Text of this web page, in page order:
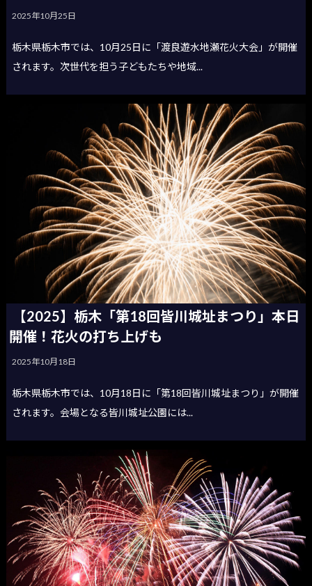
2025年10月25日
栃木県栃木市では、10月25日に「渡良遊水地瀬花火大会」が開催
されます。次世代を担う子どもたちや地域...
【2025】栃木「第18回皆川城址まつり」本日
開催！花火の打ち上げも
2025年10月18日
栃木県栃木市では、10月18日に「第18回皆川城址まつり」が開催
されます。会場となる皆川城址公園には...